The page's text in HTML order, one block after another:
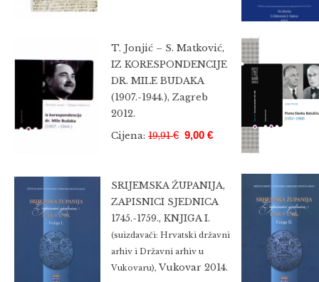
T. Jonjić – S. Matković,
IZ KORESPONDENCIJE
DR. MILE BUDAKA
(1907.-1944.), Zagreb
2012.
Cijena: 19,91€ 9,00 €
SRIJEMSKA ŽUPANIJA,
ZAPISNICI SJEDNICA
1745.-1759., KNJIGA I.
(suizdavači: Hrvatski državni
arhiv i Državni arhiv u
Vukovaru), Vukovar 2014.